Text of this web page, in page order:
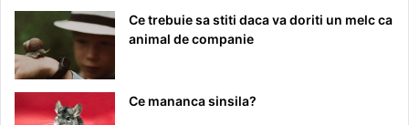
Ce trebuie sa stiti daca va doriti un melc ca
animal de companie
Ce mananca sinsila?